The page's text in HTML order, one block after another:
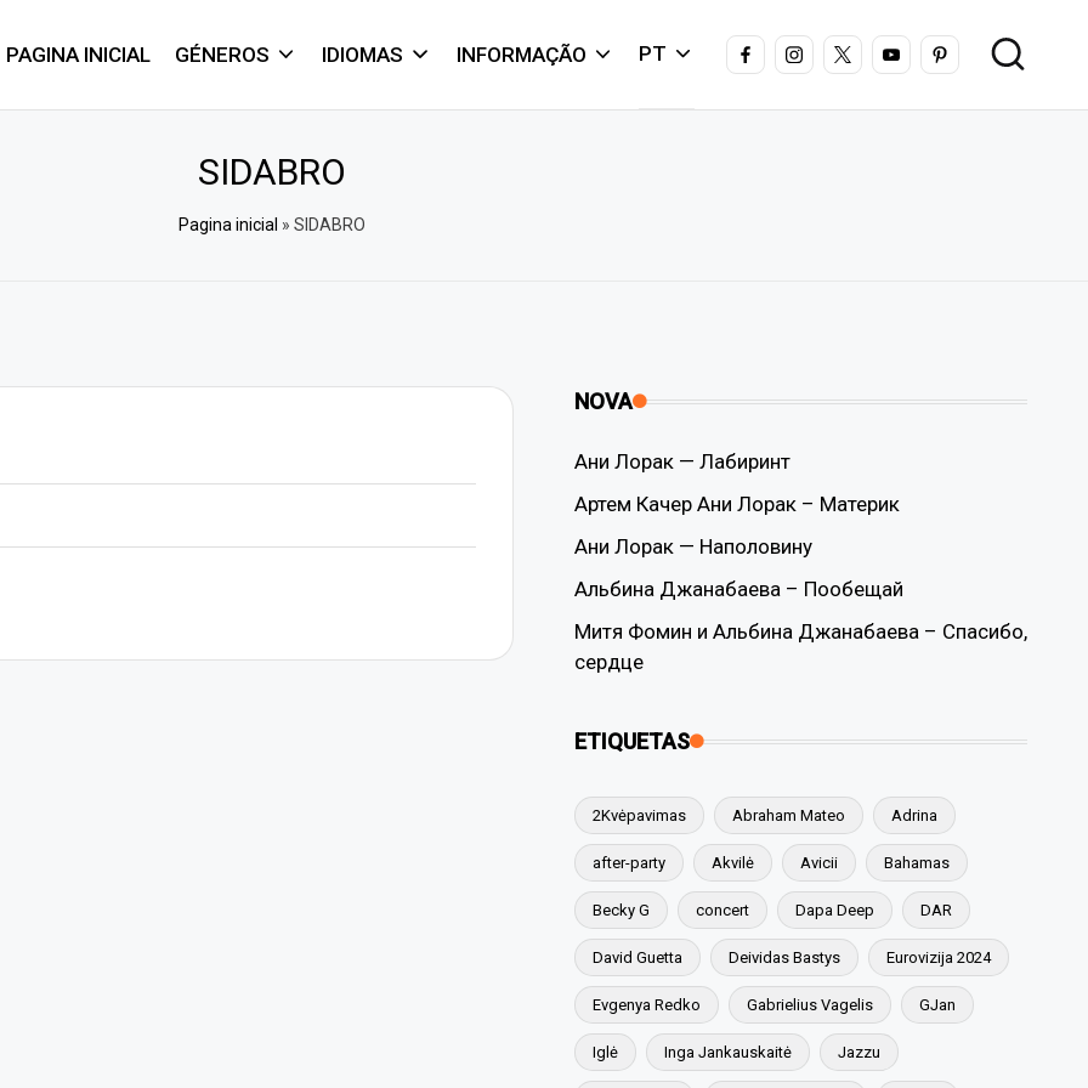
PAGINA INICIAL GÉNEROS IDIOMAS INFORMAÇÃO PT FACEBOOKINSTAGRAM
X YOUTUBEPINTEREST
SIDABRO
Pagina inicial » SIDABRO
NOVA
Ани Лорак — Лабиринт
Артем Качер Ани Лорак – Материк
Ани Лорак — Наполовину
Альбина Джанабаева – Пообещай
Митя Фомин и Альбина Джанабаева – Спасибо,
сердце
ETIQUETAS
2Kvėpavimas Abraham Mateo Adrina
after-party Akvilė Avicii Bahamas
Becky G concert Dapa Deep DAR
David Guetta Deividas Bastys Eurovizija 2024
Evgenya Redko Gabrielius Vagelis GJan
Iglė Inga Jankauskaitė Jazzu